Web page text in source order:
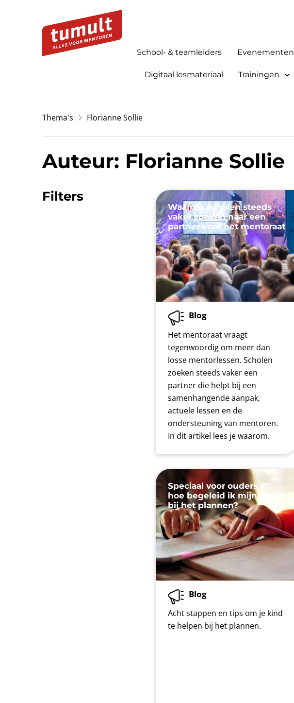
School- & teamleiders Evenementen
Digitaal lesmateriaal Trainingen
Thema's Florianne Sollie
Auteur: Florianne Sollie
Filters
Waarom scholen steeds
vaker zoeken naar een
partner voor het mentoraat
Blog
Het mentoraat vraagt
tegenwoordig om meer dan
losse mentorlessen. Scholen
zoeken steeds vaker een
partner die helpt bij een
samenhangende aanpak,
actuele lessen en de
ondersteuning van mentoren.
In dit artikel lees je waarom.
Speciaal voor ouders #1:
hoe begeleid ik mijn kind
bij het plannen?
Blog
Acht stappen en tips om je kind
te helpen bij het plannen.